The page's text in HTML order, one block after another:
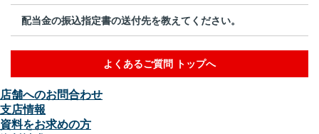
配当金の振込指定書の送付先を教えてください。
よくあるご質問 トップへ
店舗へのお問合わせ
支店情報
資料をお求めの方